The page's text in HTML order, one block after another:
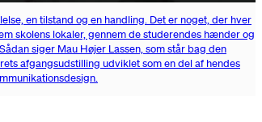
en tilstand og en handling. Det er noget, der hver
skolens lokaler, gennem de studerendes hænder og
siger Mau Højer Lassen, som står bag den
afgangsudstilling udviklet som en del af hendes